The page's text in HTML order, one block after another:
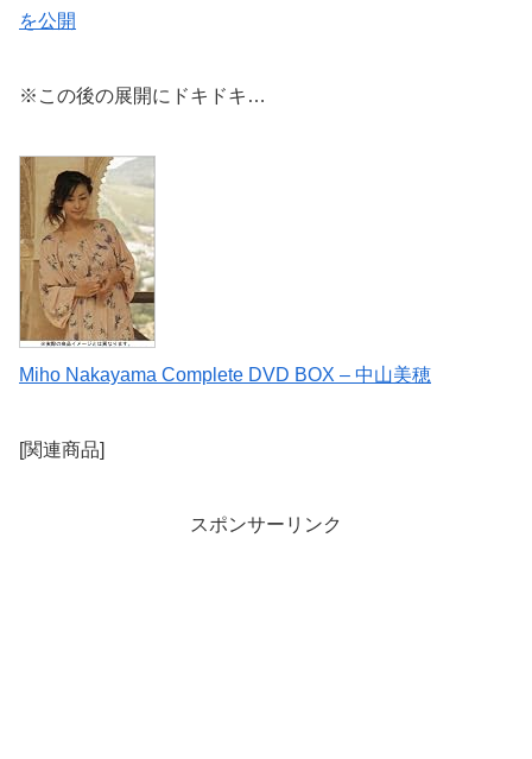
を公開
※この後の展開にドキドキ…
Miho Nakayama Complete DVD BOX – 中山美穂
[関連商品]
スポンサーリンク